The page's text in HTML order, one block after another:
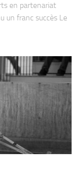
en partenariat
un franc succès Le